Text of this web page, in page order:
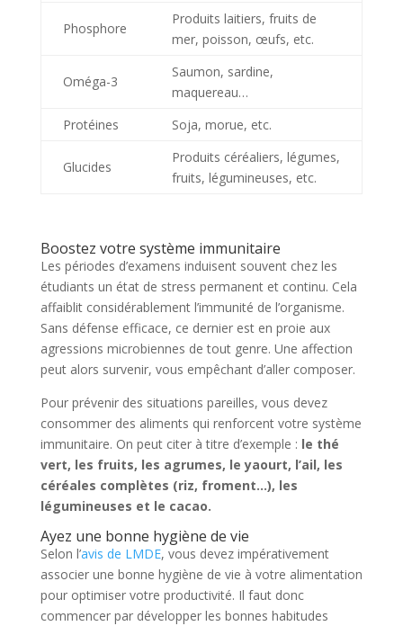
Phosphore
Produits laitiers, fruits de
mer, poisson, œufs, etc.
Oméga-3
Saumon, sardine,
maquereau…
Protéines
Soja, morue, etc.
Glucides
Produits céréaliers, légumes,
fruits, légumineuses, etc.
Boostez votre système immunitaire
Les périodes d’examens induisent souvent chez les
étudiants un état de stress permanent et continu. Cela
affaiblit considérablement l’immunité de l’organisme.
Sans défense efficace, ce dernier est en proie aux
agressions microbiennes de tout genre. Une affection
peut alors survenir, vous empêchant d’aller composer.
Pour prévenir des situations pareilles, vous devez
consommer des aliments qui renforcent votre système
immunitaire. On peut citer à titre d’exemple : le thé
vert, les fruits, les agrumes, le yaourt, l’ail, les
céréales complètes (riz, froment…), les
légumineuses et le cacao.
Ayez une bonne hygiène de vie
Selon l’avis de LMDE, vous devez impérativement
associer une bonne hygiène de vie à votre alimentation
pour optimiser votre productivité. Il faut donc
commencer par développer les bonnes habitudes